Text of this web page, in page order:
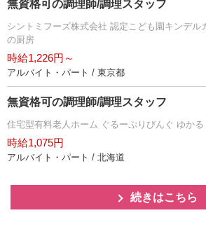
無資格可の調理師/調理スタッフ
シントミフーズ株式会社 認定こども園キンデル
の厨房
時給1,226円～
アルバイト・パート / 東京都
無資格可の調理師/調理スタッフ
住宅型有料老人ホーム ぐるーぷりびんぐ ゆかる
時給1,075円
アルバイト・パート / 北海道
続きはこちら